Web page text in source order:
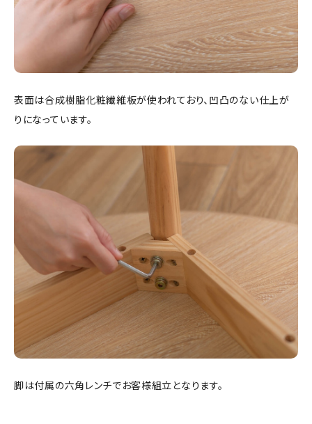
表面は合成樹脂化粧繊維板が使われており、凹凸のない仕上が
りになっています。
脚は付属の六角レンチでお客様組立となります。